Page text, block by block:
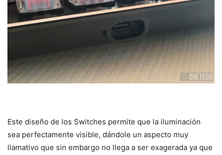
Este diseño de los Switches permite que la iluminación
sea perfectamente visible, dándole un aspecto muy
llamativo que sin embargo no llega a ser exagerada ya que